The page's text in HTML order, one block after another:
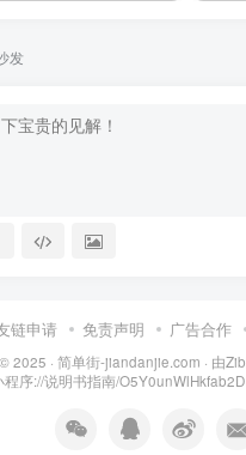
发
链申请 免责声明 广告合作
2025 · 简单街-jiandanjie.com · 由
程序://说明书指南/